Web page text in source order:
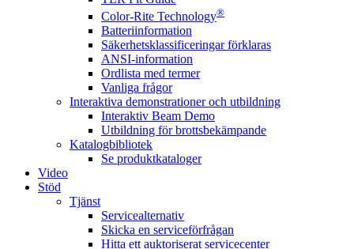
Color-Rite Technology®
Batteriinformation
Säkerhetsklassificeringar förklaras
ANSI-information
Ordlista med termer
Vanliga frågor
Interaktiva demonstrationer och utbildning
Interaktiv Beam Demo
Utbildning för brottsbekämpande
Katalogbibliotek
Se produktkataloger
Video
Stöd
Tjänst
Servicealternativ
Skicka en serviceförfrågan
Hitta ett auktoriserat servicecenter